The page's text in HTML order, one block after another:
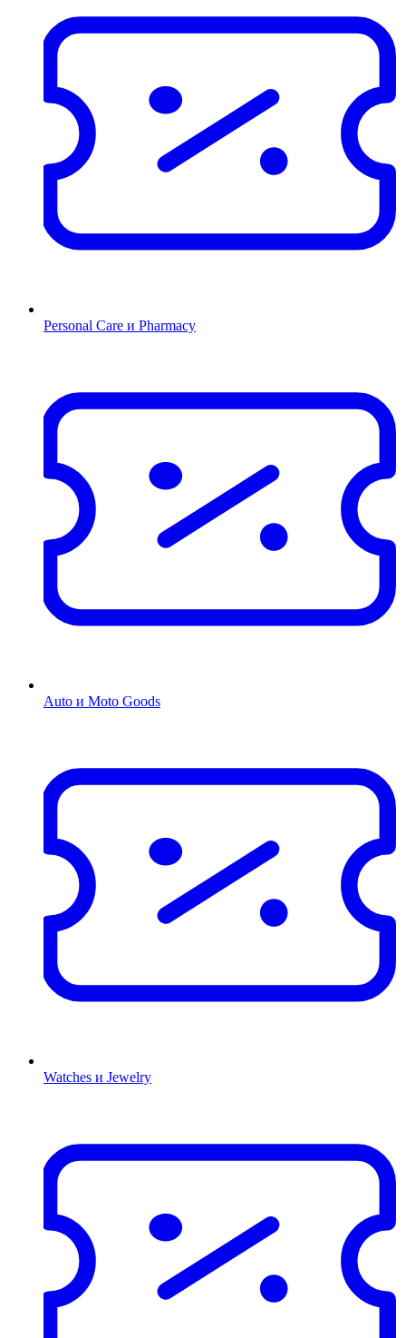
Personal Care и Pharmacy
Auto и Moto Goods
Watches и Jewelry